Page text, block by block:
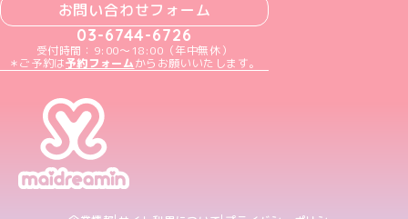
お問い合わせフォーム
03-6744-6726
受付時間：9:00～18:00（年中無休）
＊ご予約は予約フォームからお願いいたします。